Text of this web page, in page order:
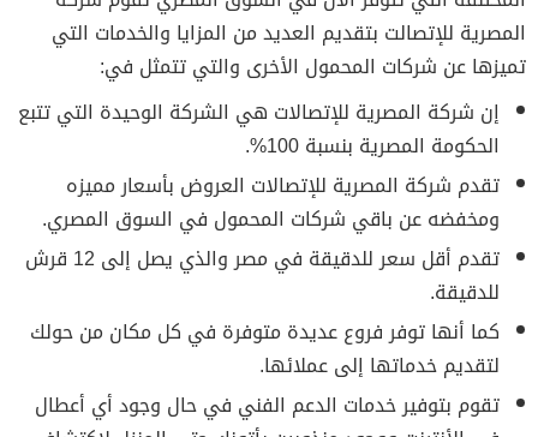
المصرية للإتصالت بتقديم العديد من المزايا والخدمات التي
تميزها عن شركات المحمول الأخرى والتي تتمثل في:
إن شركة المصرية للإتصالات هي الشركة الوحيدة التي تتبع
الحكومة المصرية بنسبة 100%.
تقدم شركة المصرية للإتصالات العروض بأسعار مميزه
ومخفضه عن باقي شركات المحمول في السوق المصري.
تقدم أقل سعر للدقيقة في مصر والذي يصل إلى 12 قرش
للدقيقة.
كما أنها توفر فروع عديدة متوفرة في كل مكان من حولك
لتقديم خدماتها إلى عملائها.
تقوم بتوفير خدمات الدعم الفني في حال وجود أي أعطال